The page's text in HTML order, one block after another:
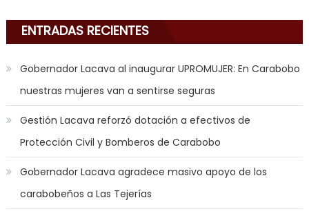
am
in
mood
play
a
jerk
off
game
with
ENTRADAS RECIENTES
Gobernador Lacava al inaugurar UPROMUJER: En Carabobo
nuestras mujeres van a sentirse seguras
Gestión Lacava reforzó dotación a efectivos de
Protección Civil y Bomberos de Carabobo
Gobernador Lacava agradece masivo apoyo de los
carabobeños a Las Tejerías